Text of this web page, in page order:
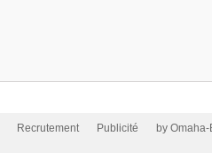
Recrutement Publicité by